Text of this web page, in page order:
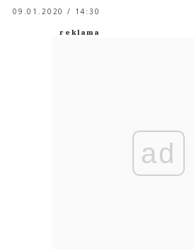
09.01.2020 / 14:30
ad